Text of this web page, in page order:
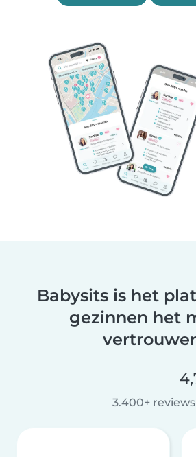
Babysits is het
gezinnen het
3.400+ reviews